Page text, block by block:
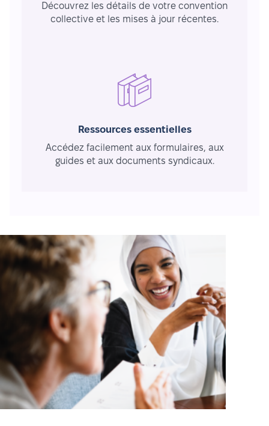
Découvrez les détails de votre convention
collective et les mises à jour récentes.
Ressources essentielles
Accédez facilement aux formulaires, aux
guides et aux documents syndicaux.